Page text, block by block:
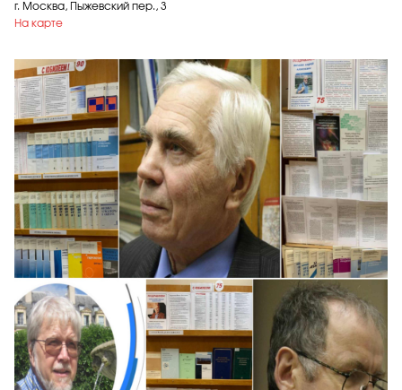
г. Москва, Пыжевский пер., 3
На карте